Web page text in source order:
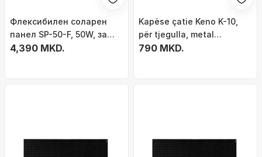
Флексибилен соларен
панел SP-50-F, 50W, за
системи 12V
4,390 MKD.
Kapëse çatie Keno K-10,
për tjegulla, metal
rezistent, gri
790 MKD.